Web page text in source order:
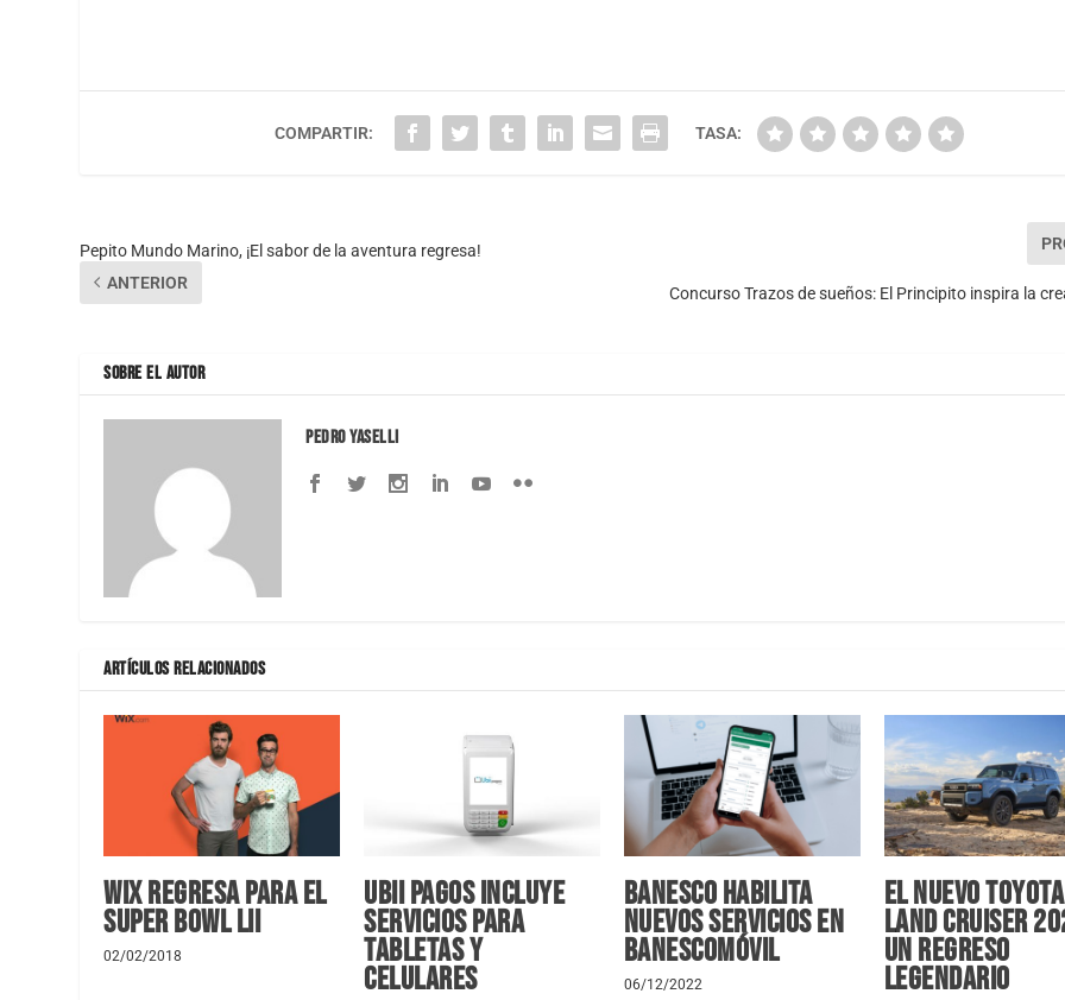
COMPARTIR: TASA:
Pepito Mundo Marino, ¡El sabor de la aventura regresa!
ANTERIOR
Concurso Trazos de sueños: El Principito inspira la
SOBRE EL AUTOR
Pedro Yaselli
ARTÍCULOS RELACIONADOS
Wix regresa para el
Super Bowl LII
02/02/2018
Ubii Pagos incluye
servicios para
tabletas y
celulares
Banesco habilita
nuevos servicios en
Banescomóvil
06/12/2022
El nuevo Toyota
Land Cruiser
Un regreso
legendario